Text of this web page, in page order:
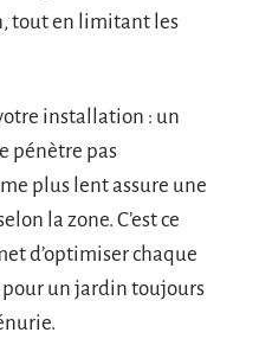
tout en limitant les
installation : un
pénètre pas
plus lent assure une
la zone. C’est ce
d’optimiser chaque
pour un jardin toujours